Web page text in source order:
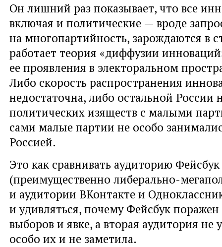
Он лишний раз показывает, что все
включая и политические — вроде
на многопартийность, зарождаются в
работает теория «диффузии
ее проявления в электоральном
Либо скорость распространения
недостаточна, либо остальной России
политических изяществ с малыми
сами малые партии не особо
Россией.
Это как сравнивать аудиторию Фейсбук
(преимущественно либерально-
и аудитории ВКонтакте и
и удивляться, почему Фейсбук поражен
выборов и явке, а вторая аудитория не
особо их и не заметила.